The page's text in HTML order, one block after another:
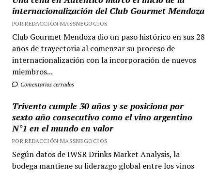
internacionalización del Club Gourmet Mendoza
POR REDACCIÓN MASSNEGOCIOS
Club Gourmet Mendoza dio un paso histórico en sus 28
años de trayectoria al comenzar su proceso de
internacionalización con la incorporación de nuevos
miembros...
Comentarios cerrados
Trivento cumple 30 años y se posiciona por
sexto año consecutivo como el vino argentino
N°1 en el mundo en valor
POR REDACCIÓN MASSNEGOCIOS
Según datos de IWSR Drinks Market Analysis, la
bodega mantiene su liderazgo global entre los vinos